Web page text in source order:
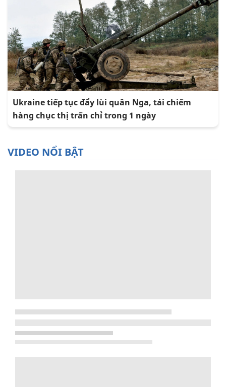
Ukraine tiếp tục đẩy lùi quân Nga, tái chiếm
hàng chục thị trấn chỉ trong 1 ngày
VIDEO NỔI BẬT